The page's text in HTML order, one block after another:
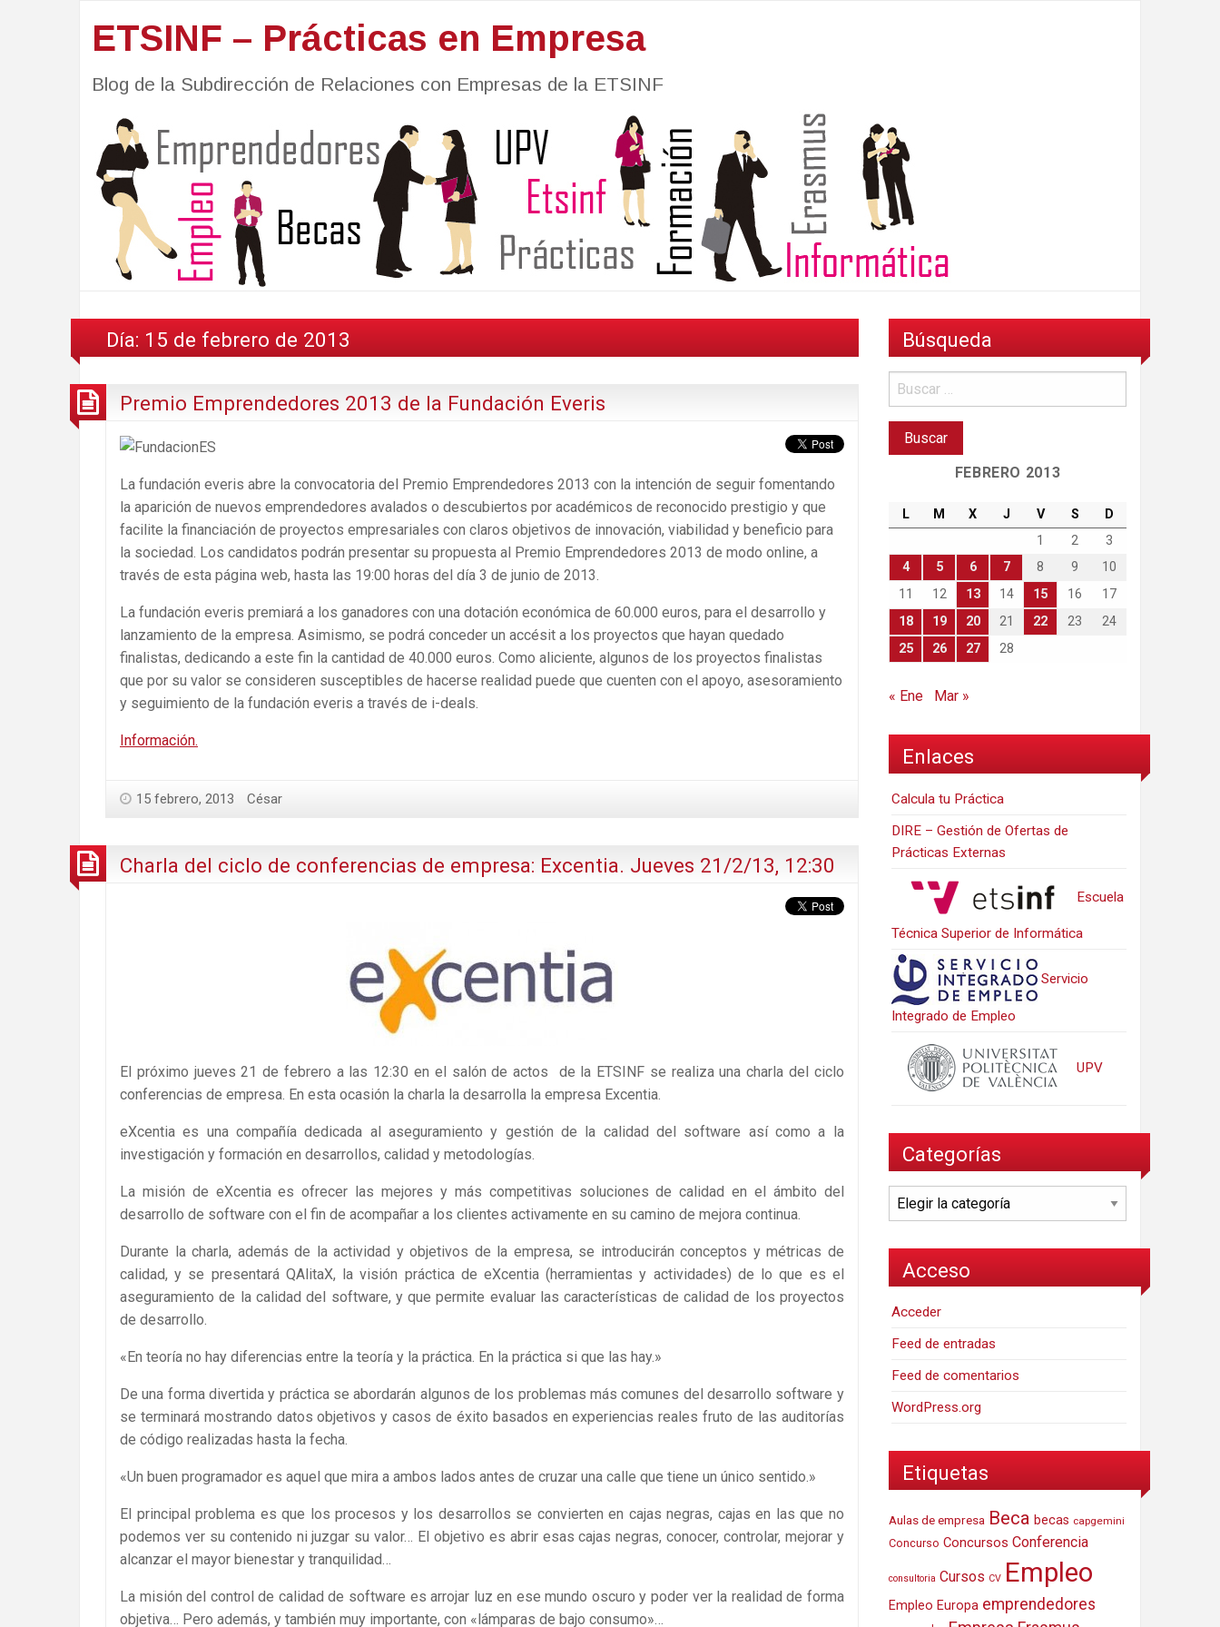
ETSINF – Prácticas en Empresa
Blog de la Subdirección de Relaciones con Empresas de la ETSINF
Día: 15 de febrero de 2013
Premio Emprendedores 2013 de la Fundación Everis
La fundación everis abre la convocatoria del Premio Emprendedores 2013 con la intención de seguir fomentando
la aparición de nuevos emprendedores avalados o descubiertos por académicos de reconocido prestigio y que
facilite la financiación de proyectos empresariales con claros objetivos de innovación, viabilidad y beneficio para
la sociedad. Los candidatos podrán presentar su propuesta al Premio Emprendedores 2013 de modo online, a
través de esta página web, hasta las 19:00 horas del día 3 de junio de 2013.
La fundación everis premiará a los ganadores con una dotación económica de 60.000 euros, para el desarrollo y
lanzamiento de la empresa. Asimismo, se podrá conceder un accésit a los proyectos que hayan quedado
finalistas, dedicando a este fin la cantidad de 40.000 euros. Como aliciente, algunos de los proyectos finalistas
que por su valor se consideren susceptibles de hacerse realidad puede que cuenten con el apoyo, asesoramiento
y seguimiento de la fundación everis a través de i-deals.
Información.
15 febrero, 2013 César
Charla del ciclo de conferencias de empresa: Excentia. Jueves 21/2/13, 12:30
El próximo jueves 21 de febrero a las 12:30 en el salón de actos de la ETSINF se realiza una charla del ciclo
conferencias de empresa. En esta ocasión la charla la desarrolla la empresa Excentia.
eXcentia es una compañía dedicada al aseguramiento y gestión de la calidad del software así como a la
investigación y formación en desarrollos, calidad y metodologías.
La misión de eXcentia es ofrecer las mejores y más competitivas soluciones de calidad en el ámbito del
desarrollo de software con el fin de acompañar a los clientes activamente en su camino de mejora continua.
Durante la charla, además de la actividad y objetivos de la empresa, se introducirán conceptos y métricas de
calidad, y se presentará QAlitaX, la visión práctica de eXcentia (herramientas y actividades) de lo que es el
aseguramiento de la calidad del software, y que permite evaluar las características de calidad de los proyectos
de desarrollo.
«En teoría no hay diferencias entre la teoría y la práctica. En la práctica si que las hay.»
De una forma divertida y práctica se abordarán algunos de los problemas más comunes del desarrollo software y
se terminará mostrando datos objetivos y casos de éxito basados en experiencias reales fruto de las auditorías
de código realizadas hasta la fecha.
«Un buen programador es aquel que mira a ambos lados antes de cruzar una calle que tiene un único sentido.»
El principal problema es que los procesos y los desarrollos se convierten en cajas negras, cajas en las que no
podemos ver su contenido ni juzgar su valor… El objetivo es abrir esas cajas negras, conocer, controlar, mejorar y
alcanzar el mayor bienestar y tranquilidad…
La misión del control de calidad de software es arrojar luz en ese mundo oscuro y poder ver la realidad de forma
objetiva… Pero además, y también muy importante, con «lámparas de bajo consumo»…
Búsqueda
FEBRERO 2013
L M X J V S
D
1
2
3
4
5 6 7 8 9
10
11
12 13 14 15 16
17
18
19 20 21 22 23
24
25
26 27 28
« Ene Mar »
Enlaces
Calcula tu Práctica
DIRE – Gestión de Ofertas de
Prácticas Externas
Escuela
Técnica Superior de Informática
Servicio
Integrado de Empleo
UPV
Categorías
Categorías
Acceso
Acceder
Feed de entradas
Feed de comentarios
WordPress.org
Etiquetas
Aulas de empresa Beca becas capgemini
Concurso Concursos Conferencia
consultoria Cursos CV Empleo
Empleo Europa emprendedores